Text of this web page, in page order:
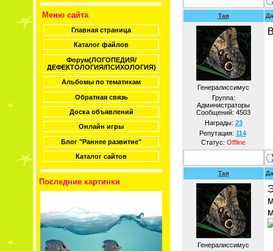
Меню сайта
Главная страница
Каталог файлов
Форум(ЛОГОПЕДИЯ/
ДЕФЕКТОЛОГИЯ/ПСИХОЛОГИЯ)
Альбомы по тематикам
Обратная связь
Доска объявлений
Онлайн игры
Блог "Раннее развитие"
Каталог сайтов
Последние картинки
Тая
Генералиссимус
Группа:
Администраторы
Сообщений: 4503
Награды: 23
Репутация: 114
Статус: Offline
Тая
Генералиссимус